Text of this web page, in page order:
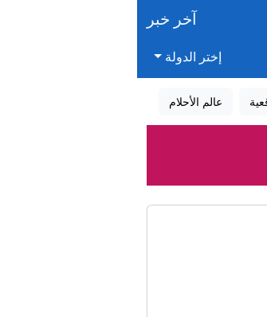
آخر خبر
إختر الدولة
عالم الأحلام